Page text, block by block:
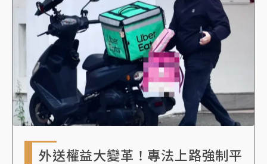
外送權益大變革！專法上路強制平